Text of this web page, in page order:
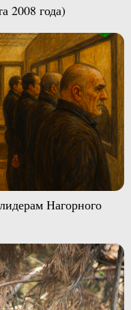
2008 года)
Нагорного